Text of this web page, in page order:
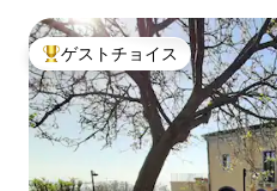
大好評のゲストチョイスです。
ゲストチョイス